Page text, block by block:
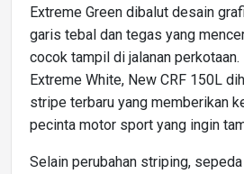
Extreme Green dibalut desain
garis tebal dan tegas yang
cocok tampil di jalanan perkotaan.
Extreme White, New CRF 150L
stripe terbaru yang memberikan
pecinta motor sport yang ingin
Selain perubahan striping,